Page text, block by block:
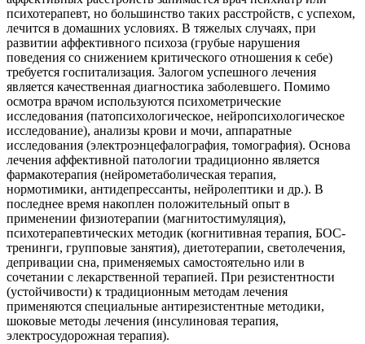
психотерапевт, но большинство таких расстройств, с успехом,
лечится в домашних условиях. В тяжелых случаях, при
развитии аффективного психоза (грубые нарушения
поведения со снижением критического отношения к себе)
требуется госпитализация. Залогом успешного лечения
является качественная диагностика заболевшего. Помимо
осмотра врачом используются психометрические
исследования (патопсихологическое, нейропсихологическое
исследование), анализы крови и мочи, аппаратные
исследования (электроэнцефалография, томография). Основа
лечения аффективной патологии традиционно является
фармакотерапия (нейрометаболическая терапия,
нормотимики, антидепрессанты, нейролептики и др.). В
последнее время накоплен положительный опыт в
применении физиотерапии (магнитостимуляция),
психотерапевтических методик (когнитивная терапия, БОС-
тренинги, групповые занятия), диетотерапии, светолечения,
депривации сна, применяемых самостоятельно или в
сочетании с лекарственной терапией. При резистентности
(устойчивости) к традиционным методам лечения
применяются специальные антирезистентные методики,
шоковые методы лечения (инсулиновая терапия,
электросудорожная терапия).